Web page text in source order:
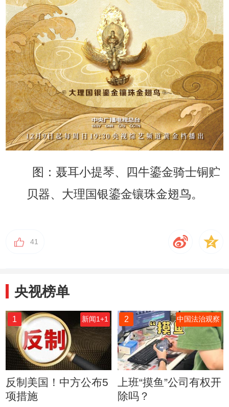
图：聂耳小提琴、四牛鎏金骑士铜贮
贝器、大理国银鎏金镶珠金翅鸟。
41
央视榜单
1 新闻1+1
反制美国！中方公布5
项措施
2 中国法治观察
上班“摸鱼”公司有权开
除吗？